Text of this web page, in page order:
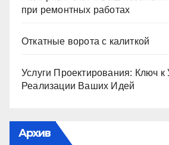
при ремонтных работах
Откатные ворота с калиткой
Услуги Проектирования: Ключ
Реализации Ваших Идей
Архив